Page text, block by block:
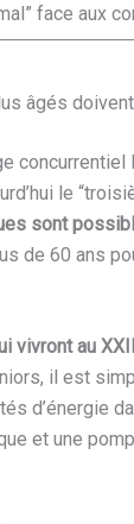
face aux
âgés
le
sont
de 60 ans
vivront au
il est
d’énergie
et une